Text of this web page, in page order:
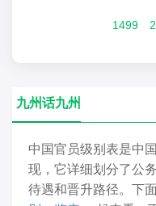
1499
九州话九州
中国官员级别表是中
现，它详细划分了公
待遇和晋升路径。下